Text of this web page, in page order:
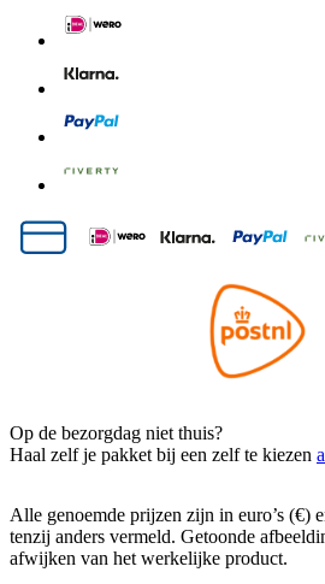
Op de bezorgdag niet thuis?
Haal zelf je pakket bij een zelf te kiezen
Alle genoemde prijzen zijn in euro’s (€)
tenzij anders vermeld. Getoonde
afwijken van het werkelijke product.